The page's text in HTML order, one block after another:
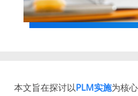
本文旨在探讨以PLM实施为核